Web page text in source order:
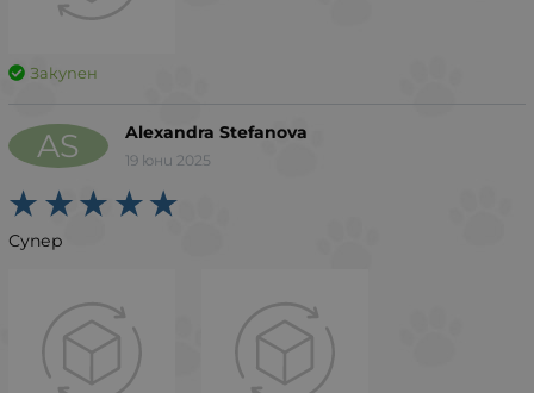
Закупен
AS Alexandra Stefanova
19 юни 2025
Супер